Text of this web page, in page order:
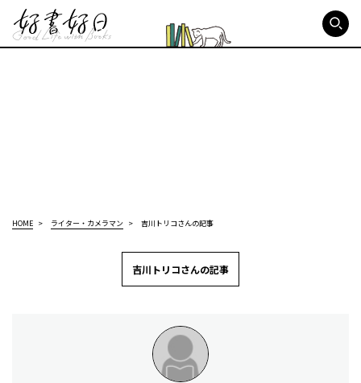
HOME ライター・カメラマン 吉川トリコさんの記事
吉川トリコさんの記事